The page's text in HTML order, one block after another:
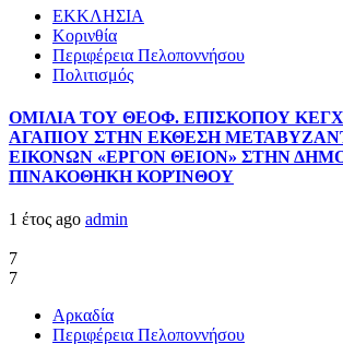
ΕΚΚΛΗΣΙΑ
Κορινθία
Περιφέρεια Πελοποννήσου
Πολιτισμός
ΟΜΙΛΙΑ ΤΟΥ ΘΕΟΦ. ΕΠΙΣΚΟΠΟΥ
ΑΓΑΠΙΟΥ ΣΤΗΝ ΕΚΘΕΣΗ
ΕΙΚΟΝΩΝ «ΕΡΓΟΝ ΘΕΙΟΝ» ΣΤΗΝ
ΠΙΝΑΚΟΘΗΚΗ ΚΟΡΊΝΘΟΥ
1 έτος ago admin
7
7
Αρκαδία
Περιφέρεια Πελοποννήσου